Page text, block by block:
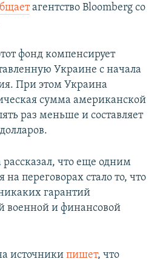
агентство Bloomberg со
фонд компенсирует
Украине с начала
При этом Украина
сумма американской
раз меньше и составляет
рассказал, что еще одним
переговорах стало то, что
гарантий
военной и финансовой
источники пишет, что